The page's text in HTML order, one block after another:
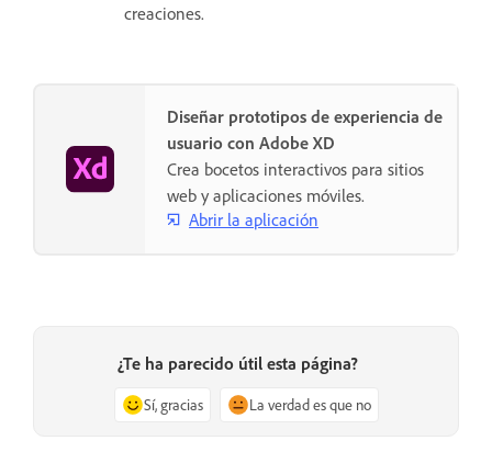
creaciones.
Diseñar prototipos de experiencia de
usuario con Adobe XD
Crea bocetos interactivos para sitios
web y aplicaciones móviles.
Abrir la aplicación
¿Te ha parecido útil esta página?
Sí, gracias La verdad es que no